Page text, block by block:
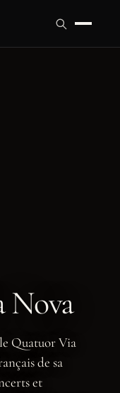
Nova
Quatuor Via
de sa
et